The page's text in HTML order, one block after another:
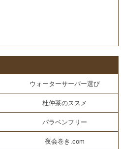
ウォーターサーバー選び
杜仲茶のススメ
パラベンフリー
夜会巻き.com